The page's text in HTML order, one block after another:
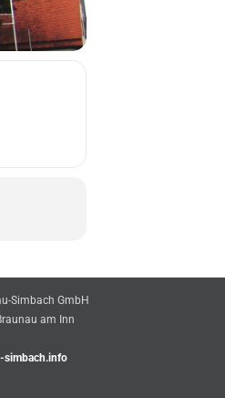
Simbach GmbH
am Inn
simbach.info